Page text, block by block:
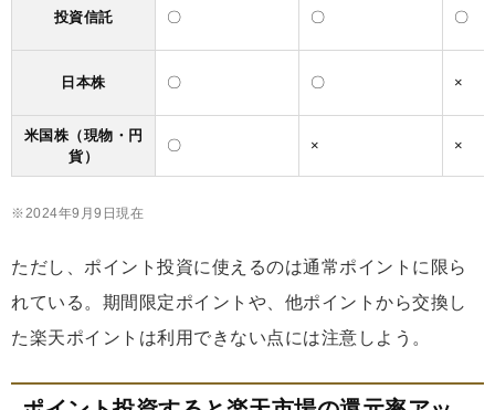
投資信託 〇 〇 〇
日本株 〇 〇 ×
米国株（現物・円
貨）
〇 × ×
※2024年9月9日現在
ただし、ポイント投資に使えるのは通常ポイントに限ら
れている。期間限定ポイントや、他ポイントから交換し
た楽天ポイントは利用できない点には注意しよう。